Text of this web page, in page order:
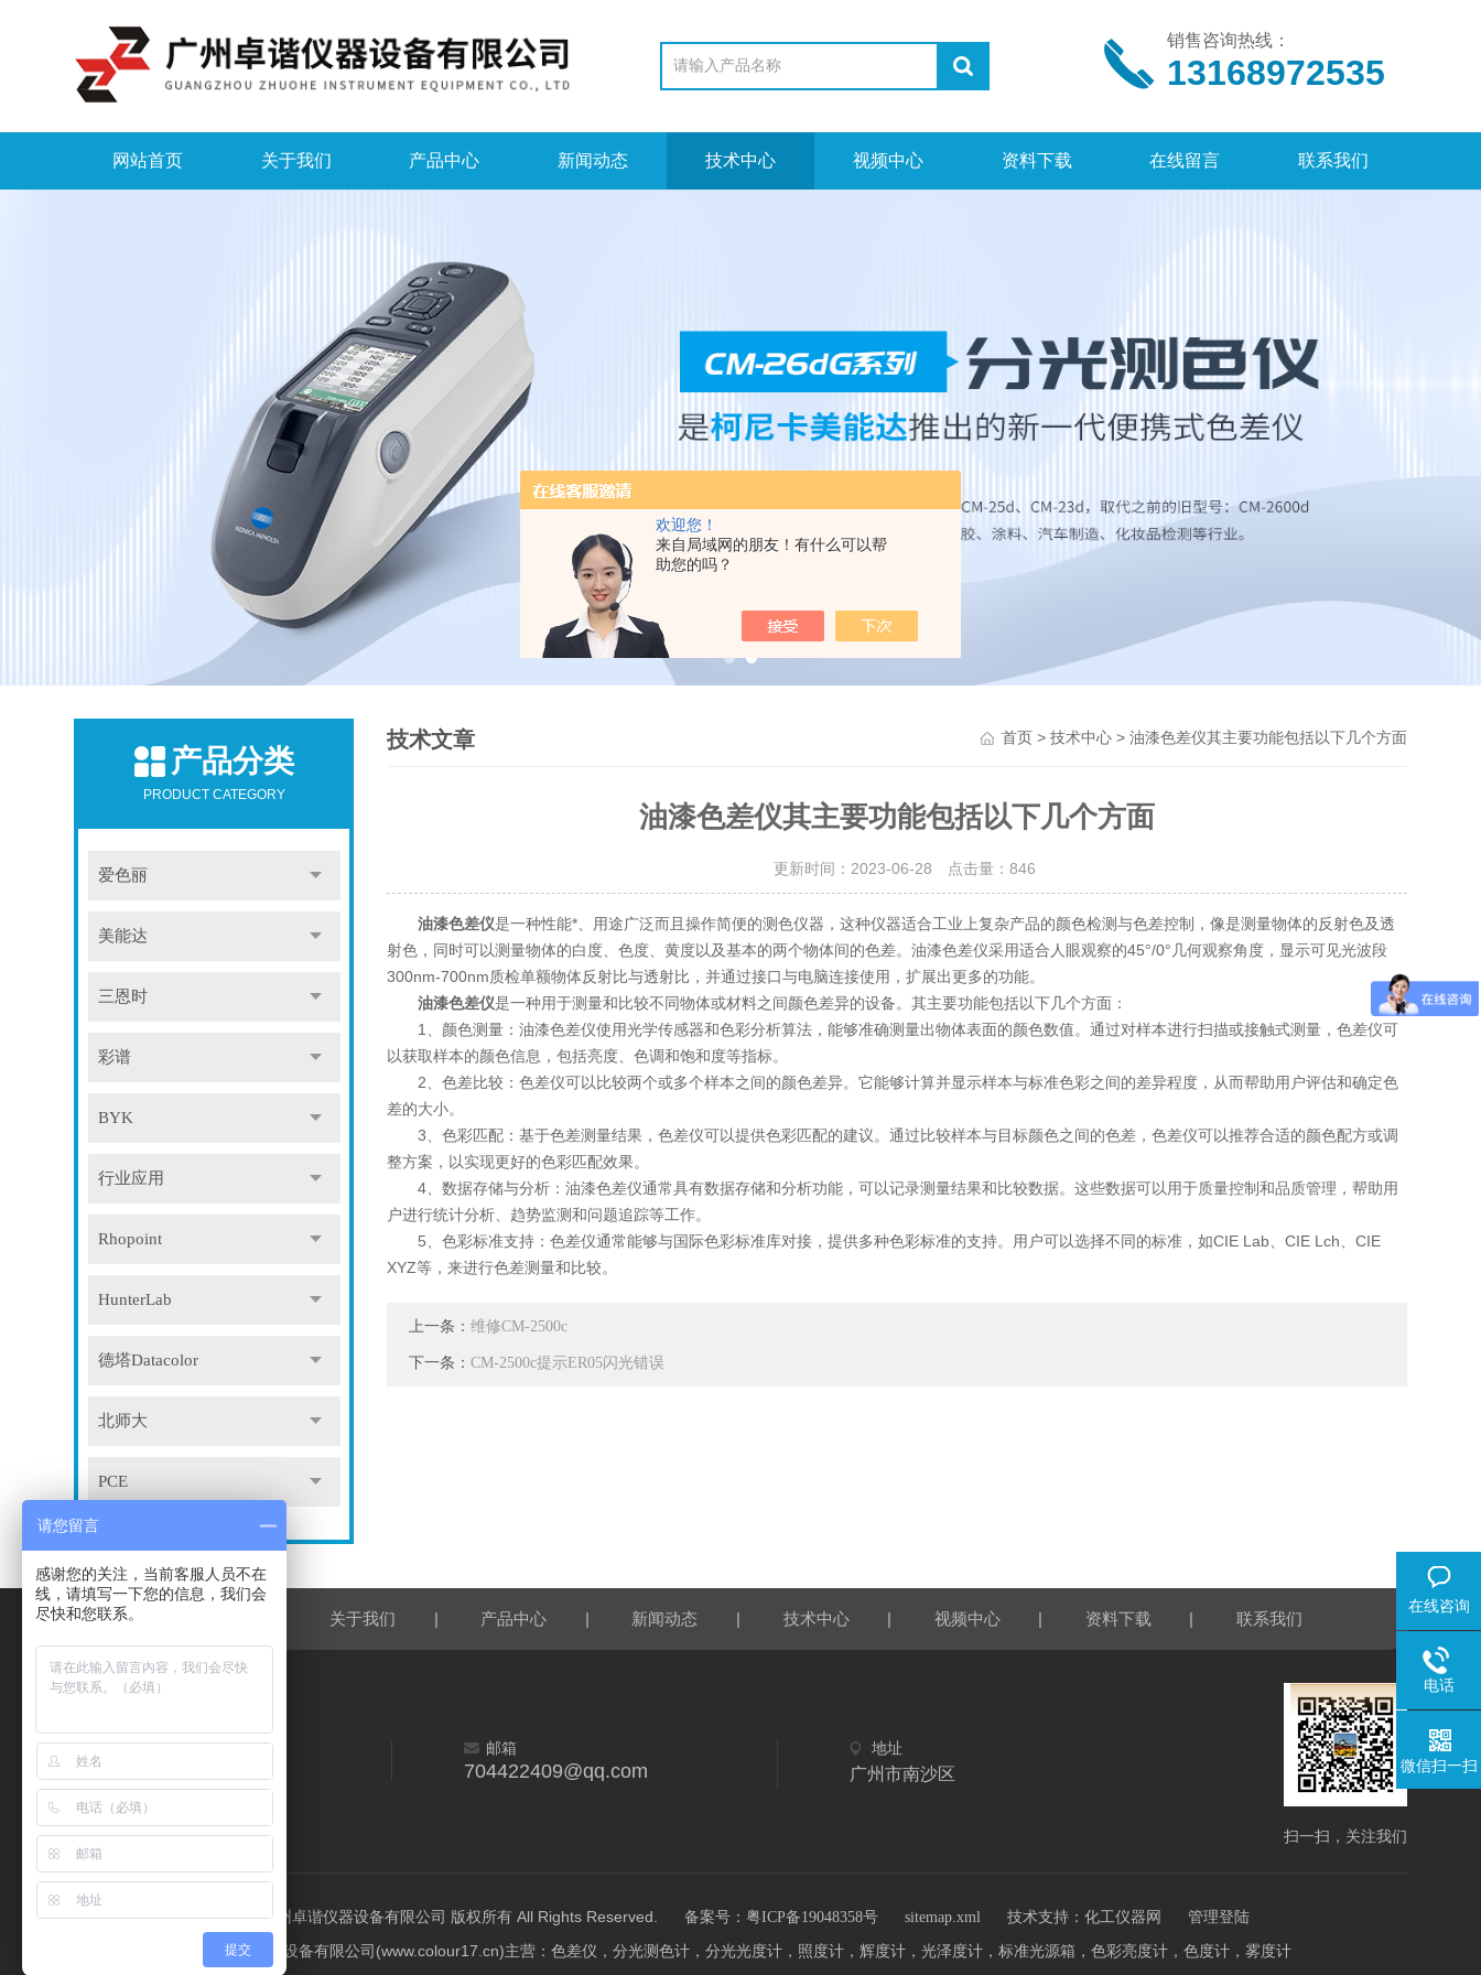
欢迎您！
来自局域网的朋友！有什么可以帮
助您的吗？
销售咨询热线：
13168972535
网站首页 关于我们 产品中心 新闻动态 技术中心 视频中心 资料下载 在线留言 联系我们
产品分类
PRODUCT CATEGORY
爱色丽
美能达
三恩时
彩谱
BYK
行业应用
Rhopoint
HunterLab
德塔Datacolor
北师大
PCE
技术文章 首页> 技术中心> 油漆色差仪其主要功能包括以下几个方面
油漆色差仪其主要功能包括以下几个方面
更新时间：2023-06-28 点击量：846
油漆色差仪是一种性能*、用途广泛而且操作简便的测色仪器，这种仪器适合工业上复杂产品的颜色检测与色差控制，像是测量物体的反射色及透
射色，同时可以测量物体的白度、色度、黄度以及基本的两个物体间的色差。油漆色差仪采用适合人眼观察的45°/0°几何观察角度，显示可见光波段
300nm-700nm质检单额物体反射比与透射比，并通过接口与电脑连接使用，扩展出更多的功能。
油漆色差仪是一种用于测量和比较不同物体或材料之间颜色差异的设备。其主要功能包括以下几个方面：
1、颜色测量：油漆色差仪使用光学传感器和色彩分析算法，能够准确测量出物体表面的颜色数值。通过对样本进行扫描或接触式测量，色差仪可
以获取样本的颜色信息，包括亮度、色调和饱和度等指标。
2、色差比较：色差仪可以比较两个或多个样本之间的颜色差异。它能够计算并显示样本与标准色彩之间的差异程度，从而帮助用户评估和确定色
差的大小。
3、色彩匹配：基于色差测量结果，色差仪可以提供色彩匹配的建议。通过比较样本与目标颜色之间的色差，色差仪可以推荐合适的颜色配方或调
整方案，以实现更好的色彩匹配效果。
4、数据存储与分析：油漆色差仪通常具有数据存储和分析功能，可以记录测量结果和比较数据。这些数据可以用于质量控制和品质管理，帮助用
户进行统计分析、趋势监测和问题追踪等工作。
5、色彩标准支持：色差仪通常能够与国际色彩标准库对接，提供多种色彩标准的支持。用户可以选择不同的标准，如CIE Lab、CIE Lch、CIE
XYZ等，来进行色差测量和比较。
上一条：维修CM-2500c
下一条：CM-2500c提示ER05闪光错误
关于我们 | 产品中心 | 新闻动态 | 技术中心 | 视频中心 | 资料下载 | 联系我们
邮箱
704422409@qq.com
地址
广州市南沙区
扫一扫，关注我们
©2026 广州卓谐仪器设备有限公司 版权所有 All Rights Reserved. 备案号：粤ICP备19048358号 sitemap.xml 技术支持： 化工仪器网 管理登陆
广州卓谐仪器设备有限公司(www.colour17.cn)主营：色差仪，分光测色计，分光光度计，照度计，辉度计，光泽度计，标准光源箱，色彩亮度计，色度计，雾度计
在线咨询
电话
微信扫一扫
请您留言
感谢您的关注，当前客服人员不在
线，请填写一下您的信息，我们会
尽快和您联系。
提交